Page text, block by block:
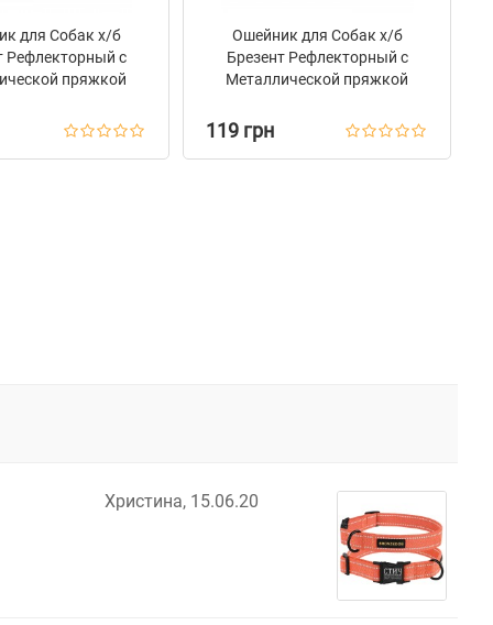
для Собак х/б
Рефлекторный c
пряжкой
Ошейник для Собак х/б
Брезент Рефлекторный c
Металлической пряжкой
119 грн
Христина, 15.06.20